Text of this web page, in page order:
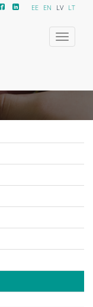
EE EN LV LT
Izvēlne